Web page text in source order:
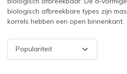
biologisch afbreekbare types zijn
korrels hebben een open binnenkant.